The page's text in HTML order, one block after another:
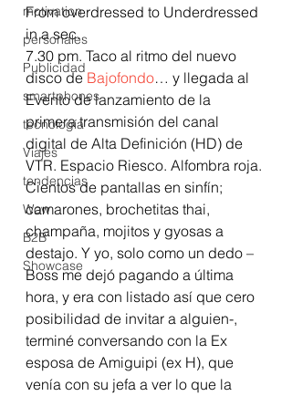
motivation
personales
Publicidad
smartphones
tecnología
Viajes
tendencias
Wow
B2B
Showcase
From overdressed to Underdressed
in a sec.
7.30 pm. Taco al ritmo del nuevo
disco de Bajofondo… y llegada al
Evento de lanzamiento de la
primera transmisión del canal
digital de Alta Definición (HD) de
VTR. Espacio Riesco. Alfombra roja.
Cientos de pantallas en sinfín;
camarones, brochetitas thai,
champaña, mojitos y gyosas a
destajo. Y yo, solo como un dedo –
Boss me dejó pagando a última
hora, y era con listado así que cero
posibilidad de invitar a alguien-,
terminé conversando con la Ex
esposa de Amiguipi (ex H), que
venía con su jefa a ver lo que la